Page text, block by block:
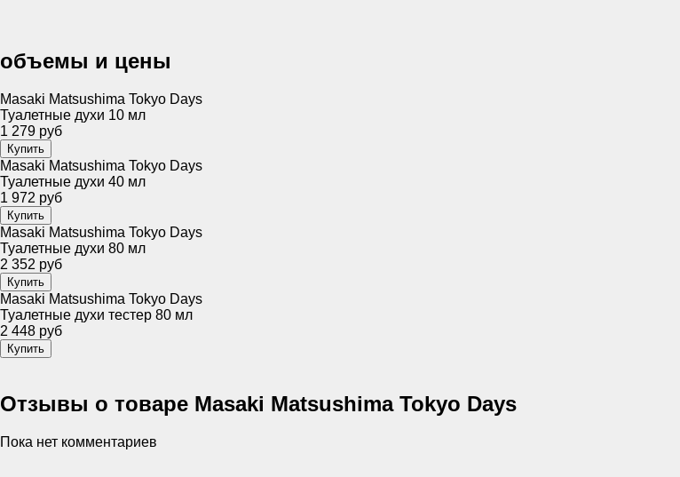
объемы и цены
Masaki Matsushima Tokyo Days
Туалетные духи 10 мл
1 279 руб
Masaki Matsushima Tokyo Days
Туалетные духи 40 мл
1 972 руб
Masaki Matsushima Tokyo Days
Туалетные духи 80 мл
2 352 руб
Masaki Matsushima Tokyo Days
Туалетные духи тестер 80 мл
2 448 руб
Отзывы о товаре Masaki Matsushima Tokyo Days
Пока нет комментариев